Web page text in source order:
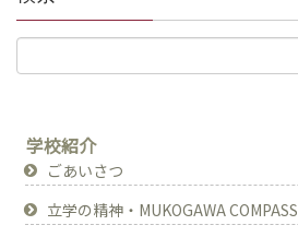
学校紹介
ごあいさつ
立学の精神・MUKOGAWA COMPASS